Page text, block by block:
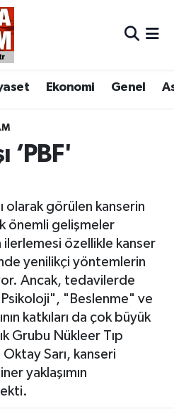
Ekonomi Genel
‘PBF'
olarak görülen kanserin
önemli gelişmeler
ilerlemesi özellikle kanser
yenilikçi yöntemlerin
Ancak, tedavilerde
"Beslenme" ve
katkıları da çok büyük
Grubu Nükleer Tıp
Sarı, kanseri
yaklaşımın
Haritası
ve Fikstür